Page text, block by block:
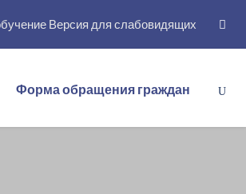
Версия для слабовидящих
Форма обращения граждан